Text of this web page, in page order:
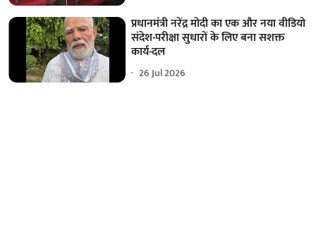
प्रधानमंत्री नरेंद्र मोदी का एक और नया वीडियो
संदेश-परीक्षा सुधारों के लिए बना सशक्त
कार्य-दल
26 Jul 2026